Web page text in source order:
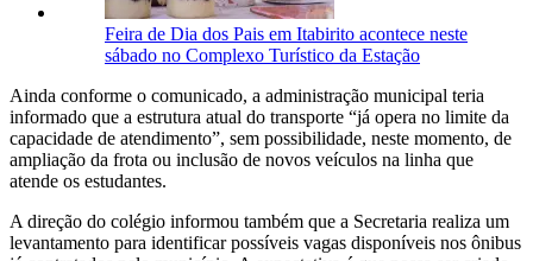
Feira de Dia dos Pais em Itabirito acontece neste
sábado no Complexo Turístico da Estação
Ainda conforme o comunicado, a administração municipal teria
informado que a estrutura atual do transporte “já opera no limite da
capacidade de atendimento”, sem possibilidade, neste momento, de
ampliação da frota ou inclusão de novos veículos na linha que
atende os estudantes.
A direção do colégio informou também que a Secretaria realiza um
levantamento para identificar possíveis vagas disponíveis nos ônibus